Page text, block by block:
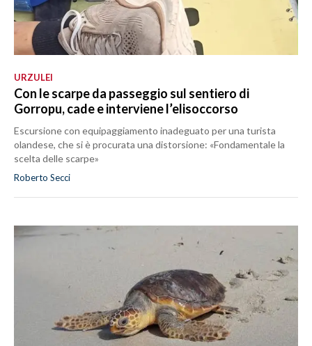
URZULEI
Con le scarpe da passeggio sul sentiero di
Gorropu, cade e interviene l’elisoccorso
Escursione con equipaggiamento inadeguato per una turista
olandese, che si è procurata una distorsione: «Fondamentale la
scelta delle scarpe»
Roberto Secci